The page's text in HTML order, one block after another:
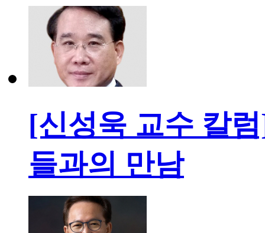
[신성욱 교수 칼
들과의 만남